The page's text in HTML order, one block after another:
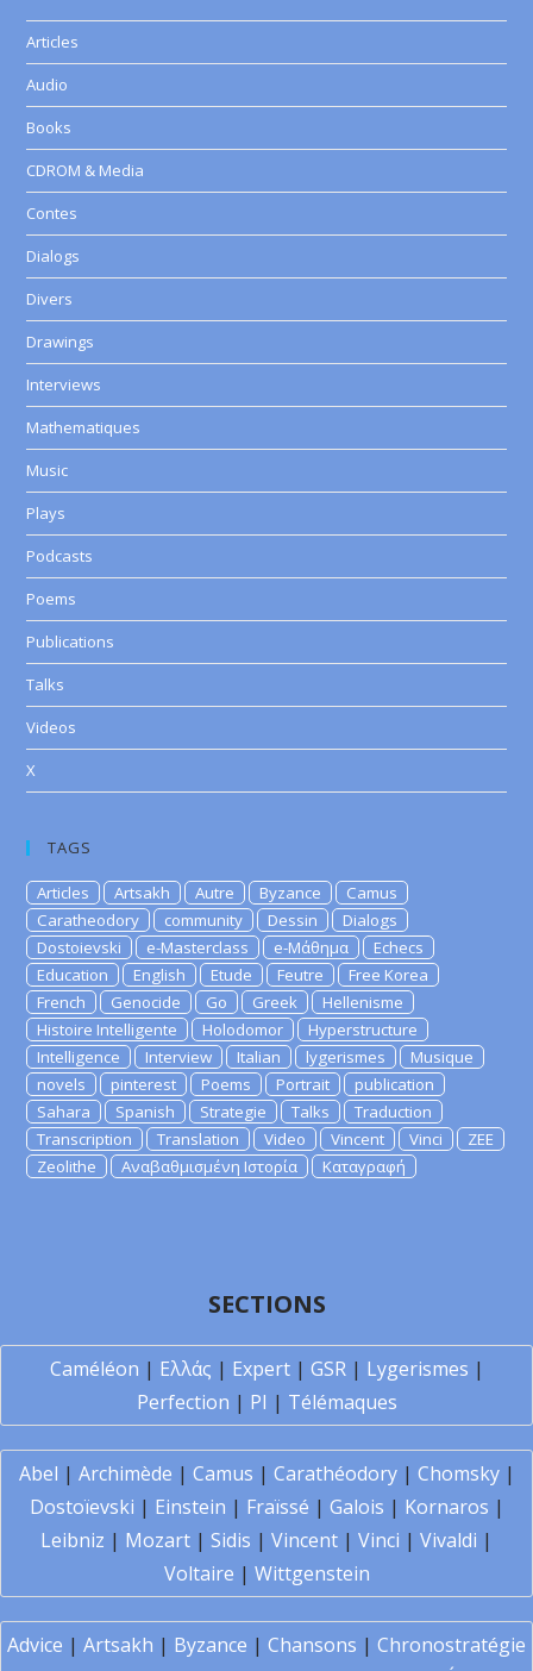
Articles
Audio
Books
CDROM & Media
Contes
Dialogs
Divers
Drawings
Interviews
Mathematiques
Music
Plays
Podcasts
Poems
Publications
Talks
Videos
X
TAGS
Articles Artsakh Autre Byzance
Camus
Caratheodory
community Dessin
Dialogs
Dostoievski
e-Masterclass e-Μάθημα
Echecs
Education
English Etude Feutre
Free Korea
French
Genocide Go Greek
Hellenisme
Histoire Intelligente
Holodomor
Hyperstructure
Intelligence
Interview Italian lygerismes
Musique
novels
pinterest Poems Portrait
publication
Sahara
Spanish Strategie Talks
Traduction
Transcription
Translation Video Vincent Vinci
ZEE
Zeolithe
Αναβαθμισμένη Ιστορία Καταγραφή
SECTIONS
Caméléon | Ελλάς | Expert| GSR| Lygerismes |
Perfection | PI | Télémaques
Abel | Archimède | Camus | Carathéodory| Chomsky|
Dostoïevski | Einstein | Fraïssé | Galois | Kornaros |
Leibniz | Mozart | Sidis | Vincent | Vinci | Vivaldi |
Voltaire | Wittgenstein
Advice | Artsakh | Byzance | Chansons | Chronostratégie